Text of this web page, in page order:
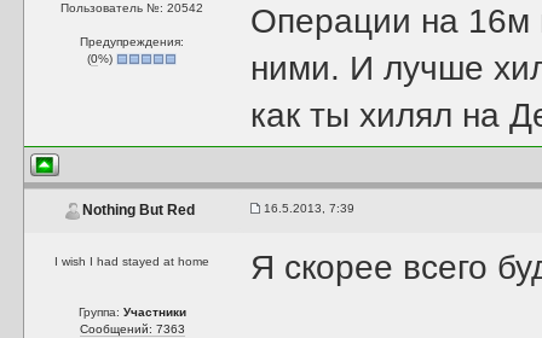
Пользователь №: 20542
Предупреждения:
(0%)
Операции на 16м
ними. И лучше
как ты хилял на
Nothing But Red 16.5.2013, 7:39
I wish I had stayed at home
Группа: Участники
Сообщений: 7363
Я скорее всего